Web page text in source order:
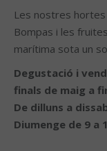
Les nostres
Bompas i les
marítima sota un
Degustació i
finals de maig a
De dilluns a
Diumenge de 9 a